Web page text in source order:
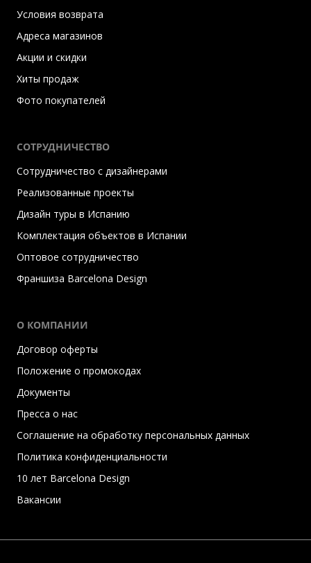
Условия возврата
Адреса магазинов
Акции и скидки
Хиты продаж
Фото покупателей
СОТРУДНИЧЕСТВО
Сотрудничество с дизайнерами
Реализованные проекты
Дизайн туры в Испанию
Комплектация объектов в Испании
Оптовое сотрудничество
Франшиза Barcelona Design
О КОМПАНИИ
Договор оферты
Положение о промокодах
Документы
Пресса о нас
Соглашение на обработку персональных данных
Политика конфиденциальности
10 лет Barcelona Design
Вакансии